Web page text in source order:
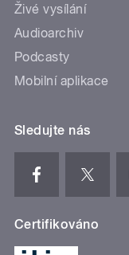
Živé vysílání
Audioarchiv
Podcasty
Mobilní aplikace
Sledujte nás
Certifikováno